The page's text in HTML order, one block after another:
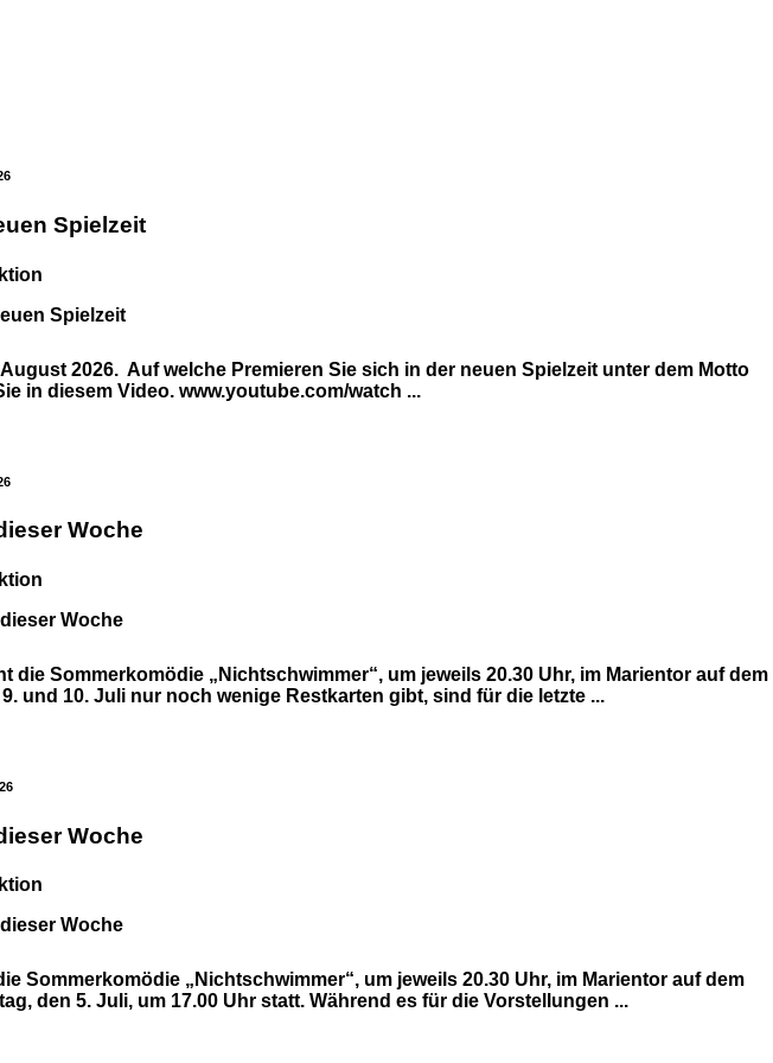
Spielzeit
2026. Auf welche Premieren Sie sich in der neuen Spielzeit unter dem Motto
in diesem Video. www.youtube.com/watch ...
Woche
Sommerkomödie „Nichtschwimmer“, um jeweils 20.30 Uhr, im Marientor auf dem
und 10. Juli nur noch wenige Restkarten gibt, sind für die letzte ...
Woche
Sommerkomödie „Nichtschwimmer“, um jeweils 20.30 Uhr, im Marientor auf dem
den 5. Juli, um 17.00 Uhr statt. Während es für die Vorstellungen ...